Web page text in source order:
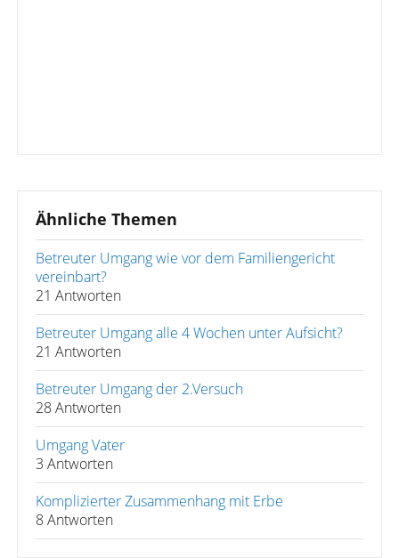
Ähnliche Themen
Betreuter Umgang wie vor dem Familiengericht
vereinbart?
21 Antworten
Betreuter Umgang alle 4 Wochen unter Aufsicht?
21 Antworten
Betreuter Umgang der 2.Versuch
28 Antworten
Umgang Vater
3 Antworten
Komplizierter Zusammenhang mit Erbe
8 Antworten